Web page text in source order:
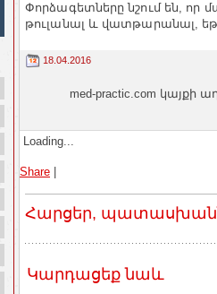
Փորձագետները նշում են, որ
թուլանալ և վատթարանալ,
18.04.2016
med-practic.com
Loading...
Share
Հարցեր,
Կարդացեք նաև